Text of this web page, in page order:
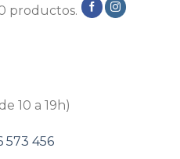
productos.
10 a 19h)
573 456